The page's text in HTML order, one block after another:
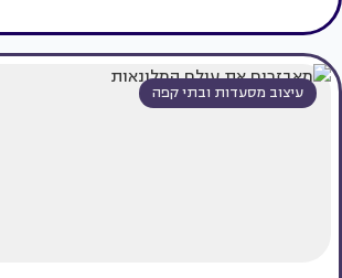
עיצוב מסעדות ובתי קפה